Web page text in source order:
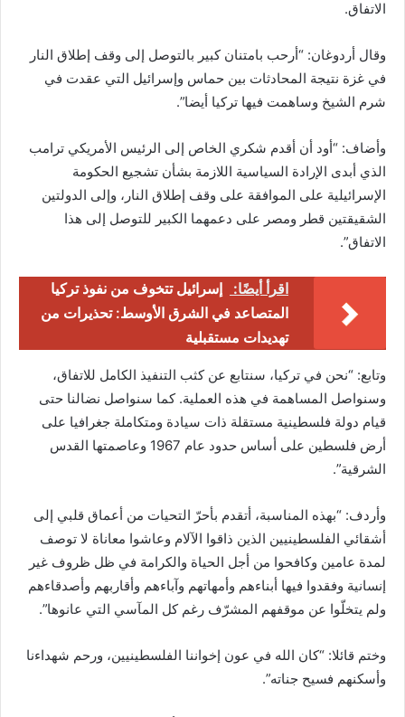
الاتفاق.
وقال أردوغان: “أرحب بامتنان كبير بالتوصل إلى وقف إطلاق النار
في غزة نتيجة المحادثات بين حماس وإسرائيل التي عقدت في
شرم الشيخ وساهمت فيها تركيا أيضا”.
وأضاف: “أود أن أقدم شكري الخاص إلى الرئيس الأمريكي ترامب
الذي أبدى الإرادة السياسية اللازمة بشأن تشجيع الحكومة
الإسرائيلية على الموافقة على وقف إطلاق النار، وإلى الدولتين
الشقيقتين قطر ومصر على دعمهما الكبير للتوصل إلى هذا
الاتفاق”.
اقرأ أيضًا:
إسرائيل تتخوف من نفوذ تركيا
المتصاعد في الشرق الأوسط: تحذيرات من
تهديدات مستقبلية
وتابع: “نحن في تركيا، سنتابع عن كثب التنفيذ الكامل للاتفاق،
وسنواصل المساهمة في هذه العملية. كما سنواصل نضالنا حتى
قيام دولة فلسطينية مستقلة ذات سيادة ومتكاملة جغرافيا على
أرض فلسطين على أساس حدود عام 1967 وعاصمتها القدس
الشرقية”.
وأردف: “بهذه المناسبة، أتقدم بأحرّ التحيات من أعماق قلبي إلى
أشقائي الفلسطينيين الذين ذاقوا الآلام وعاشوا معاناة لا توصف
لمدة عامين وكافحوا من أجل الحياة والكرامة في ظل ظروف غير
إنسانية وفقدوا فيها أبناءهم وأمهاتهم وآباءهم وأقاربهم وأصدقاءهم
ولم يتخلّوا عن موقفهم المشرّف رغم كل المآسي التي عانوها”.
وختم قائلا: “كان الله في عون إخواننا الفلسطينيين، ورحم شهداءنا
وأسكنهم فسيح جناته”.